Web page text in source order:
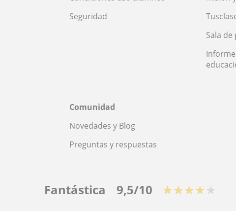
Seguridad
Sala de
Comunidad
Novedades y Blog
Preguntas y respuestas
Fantástica 9,5/10 ★★★★★